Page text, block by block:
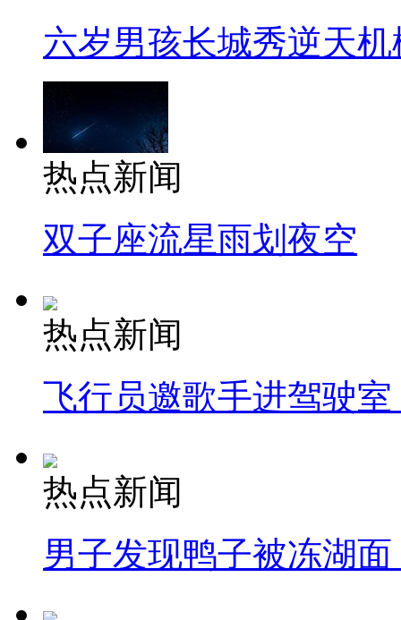
六岁男孩长城秀逆天机
热点新闻
双子座流星雨划夜空
热点新闻
飞行员邀歌手进驾驶
热点新闻
男子发现鸭子被冻湖